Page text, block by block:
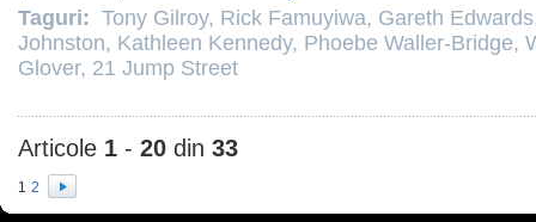
Taguri: Tony Gilroy, Rick Famuyiwa, Gareth Edwards
Johnston, Kathleen Kennedy, Phoebe Waller-Bridge,
Glover, 21 Jump Street
Articole 1 - 20 din 33
1 2